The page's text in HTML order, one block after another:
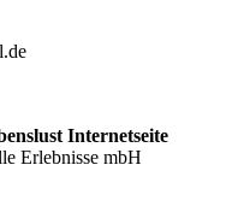
Internetseite
Erlebnisse mbH